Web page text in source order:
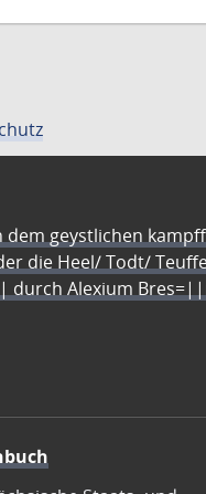
geystlichen
die Heel/ Todt/
durch Alexium